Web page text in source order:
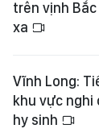
trên vịnh
xa
Vĩnh Long:
khu vực nghi
hy sinh